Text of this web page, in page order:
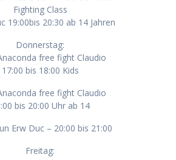
Fighting Class
19:00bis 20:30 ab 14 Jahren
Donnerstag:
free fight Claudio
17:00 bis 18:00 Kids
free fight Claudio
bis 20:00 Uhr ab 14
Erw Duc – 20:00 bis 21:00
Freitag: